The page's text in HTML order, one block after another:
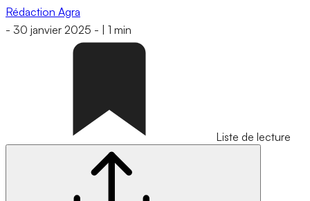
Rédaction Agra
- 30 janvier 2025 - 1 min
Liste de lecture